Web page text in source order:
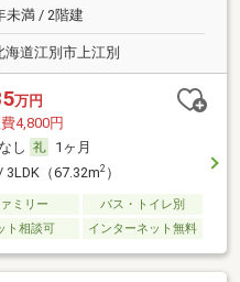
未満 / 2階建
海道江別市上江別
万円
4,800円
なし
1ヶ月
3LDK（67.32m2）
ミリー
バス・トイレ別
ト相談可 インターネット無料